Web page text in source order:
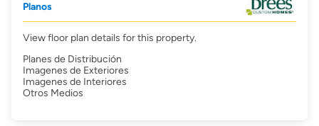
Planos
View floor plan details for this property.
Planes de Distribución
Imagenes de Exteriores
Imagenes de Interiores
Otros Medios